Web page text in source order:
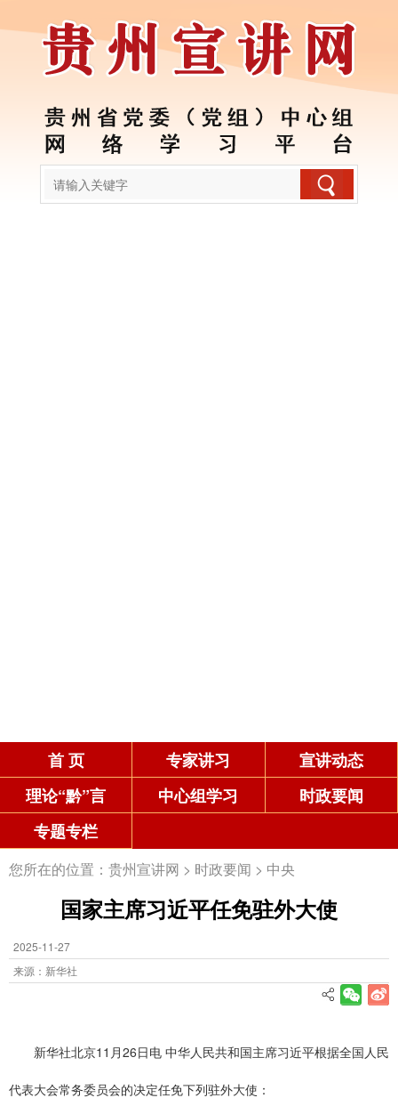
首 页 专家讲习
宣讲动态
理论“黔”言
中心组学习
时政要闻
专题专栏
您所在的位置： 贵州宣讲网 > 时政要闻 > 中央
国家主席习近平任免驻外大使
2025-11-27
来源：新华社
新华社北京11月26日电 中华人民共和国主席习近平根据全国人民
代表大会常务委员会的决定任免下列驻外大使：